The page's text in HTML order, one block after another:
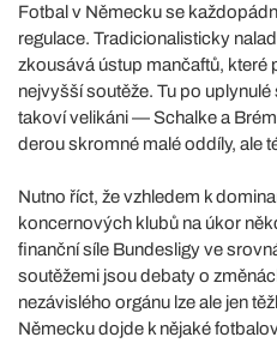
Fotbal v Německu se
regulace. Tradicionalisticky
zkousává ústup mančaftů,
nejvyšší soutěže. Tu po
takoví velikáni — Schalke a
derou skromné malé oddíly, ale
Nutno říct, že vzhledem k
koncernových klubů na úkor
finanční síle Bundesligy ve
soutěžemi jsou debaty o
nezávislého orgánu lze ale jen
Německu dojde k nějaké